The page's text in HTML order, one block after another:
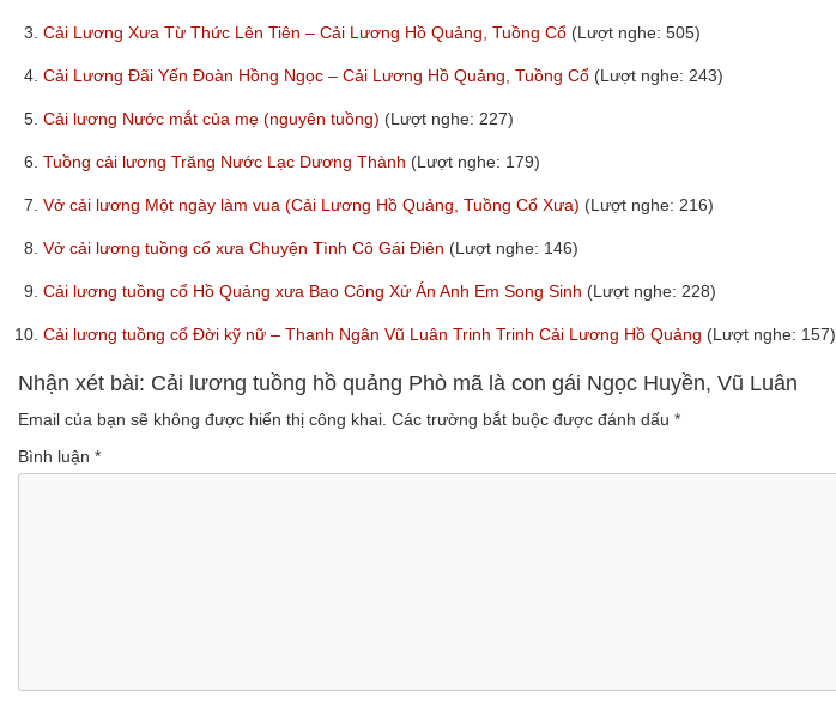
3. Cải Lương Xưa Từ Thức Lên Tiên – Cải Lương Hồ Quảng, Tuồng Cổ (Lượt nghe: 505)
4. Cải Lương Đãi Yến Đoàn Hồng Ngọc – Cải Lương Hồ Quảng, Tuồng Cổ (Lượt nghe: 243)
5. Cải lương Nước mắt của mẹ (nguyên tuồng) (Lượt nghe: 227)
6. Tuồng cải lương Trăng Nước Lạc Dương Thành (Lượt nghe: 179)
7. Vở cải lương Một ngày làm vua (Cải Lương Hồ Quảng, Tuồng Cổ Xưa) (Lượt nghe: 216)
8. Vở cải lương tuồng cổ xưa Chuyện Tình Cô Gái Điên (Lượt nghe: 146)
9. Cải lương tuồng cổ Hồ Quảng xưa Bao Công Xử Án Anh Em Song Sinh (Lượt nghe: 228)
10. Cải lương tuồng cổ Đời kỹ nữ – Thanh Ngân Vũ Luân Trinh Trinh Cải Lương Hồ Quảng (Lượt nghe: 157)
Nhận xét bài: Cải lương tuồng hồ quảng Phò mã là con gái Ngọc Huyền, Vũ Luân
Email của bạn sẽ không được hiển thị công khai. Các trường bắt buộc được đánh dấu *
Bình luận *